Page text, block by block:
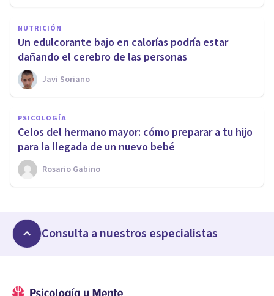
NUTRICIÓN
Un edulcorante bajo en calorías podría estar
dañando el cerebro de las personas
Javi Soriano
PSICOLOGÍA
Celos del hermano mayor: cómo preparar a tu hijo
para la llegada de un nuevo bebé
Rosario Gabino
Consulta a nuestros especialistas